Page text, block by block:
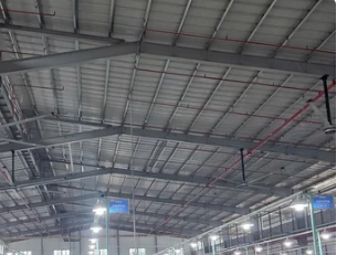
#Sản xuất bánh kẹo
#Hết hạn sử dụng
Thành phố Hồ Chí Minh